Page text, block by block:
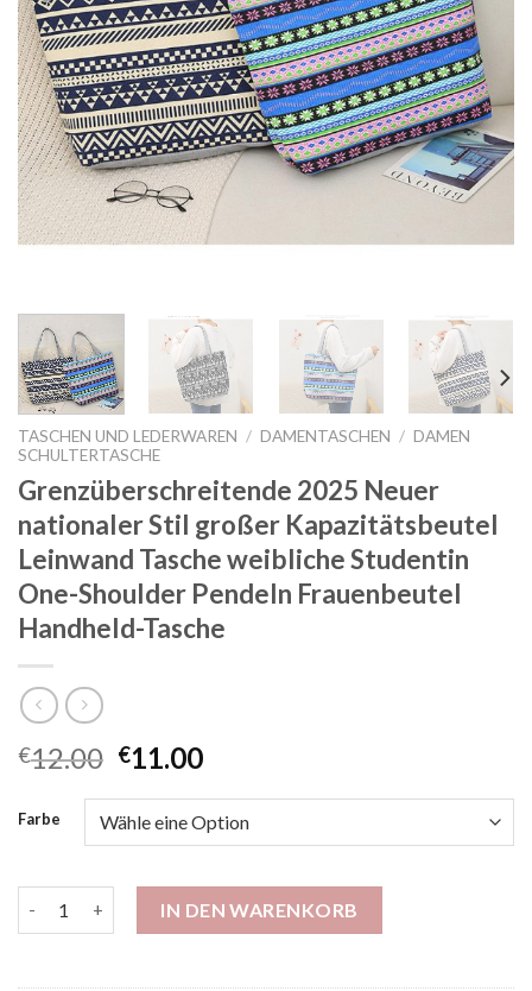
TASCHEN UND LEDERWAREN / DAMENTASCHEN / DAMEN
SCHULTERTASCHE
Grenzüberschreitende 2025 Neuer
nationaler Stil großer Kapazitätsbeutel
Leinwand Tasche weibliche Studentin
One-Shoulder Pendeln Frauenbeutel
Handheld-Tasche
€12.00 €11.00
Farbe
IN DEN WARENKORB